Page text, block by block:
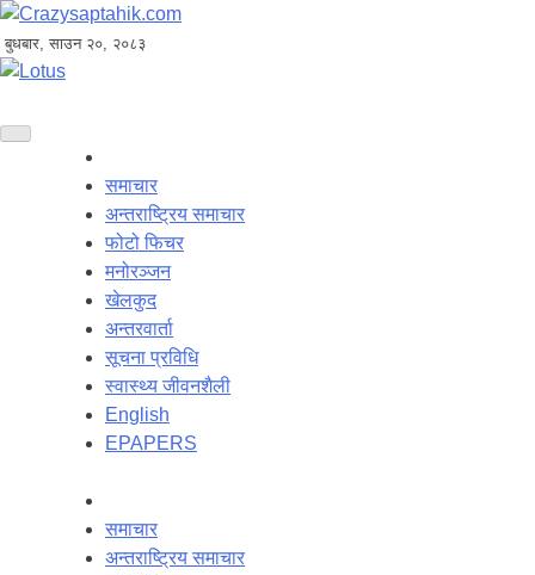
बुधबार, साउन २०, २०८३
समाचार
अन्तराष्ट्रिय समाचार
फोटो फिचर
मनोरञ्जन
खेलकुद
अन्तरवार्ता
सूचना प्रविधि
स्वास्थ्य जीवनशैली
English
EPAPERS
समाचार
अन्तराष्ट्रिय समाचार